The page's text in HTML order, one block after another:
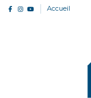
Accueil